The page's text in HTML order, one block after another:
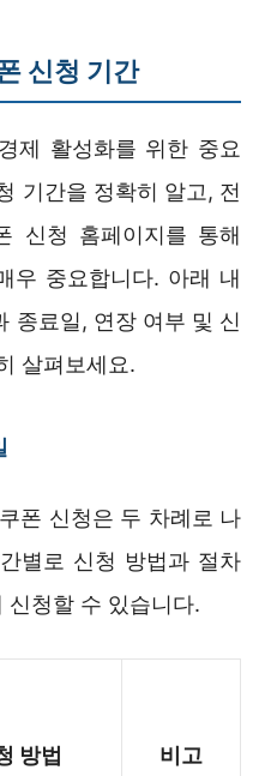
신청 기간
제 활성화를 위한 중요
기간을 정확히 알고, 전
신청 홈페이지를 통해
우 중요합니다. 아래 내
종료일, 연장 여부 및 신
살펴보세요.
폰 신청은 두 차례로 나
별로 신청 방법과 절차
신청할 수 있습니다.
방법 비고